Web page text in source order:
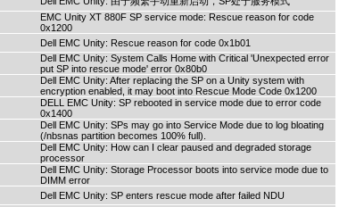
EMC Unity XT 880F SP service mode: Rescue reason for code
0x1200
Dell EMC Unity: Rescue reason for code 0x1b01
Dell EMC Unity: System Calls Home with Critical 'Unexpected error
put SP into rescue mode' error 0x80b0
Dell EMC Unity: After replacing the SP on a Unity system with
encryption enabled, it may boot into Rescue Mode Code 0x1200
DELL EMC Unity: SP rebooted in service mode due to error code
0x1400
Dell EMC Unity: SPs may go into Service Mode due to log bloating
(/nbsnas partition becomes 100% full).
Dell EMC Unity: How can I clear paused and degraded storage
processor
Dell EMC Unity: Storage Processor boots into service mode due to
DIMM error
Dell EMC Unity: SP enters rescue mode after failed NDU